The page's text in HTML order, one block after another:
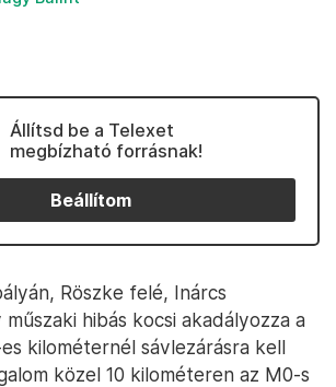
Állítsd be a Telexet
megbízható forrásnak!
Beállítom
Röszke felé, Inárcs
hibás kocsi akadályozza a
kilométernél sávlezárásra kell
közel 10 kilométeren az M0-s